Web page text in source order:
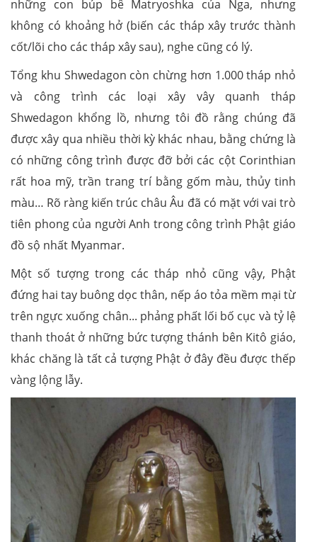
những con búp bê Matryoshka của Nga, nhưng
không có khoảng hở (biến các tháp xây trước thành
cốt/lõi cho các tháp xây sau), nghe cũng có lý.
Tổng khu Shwedagon còn chừng hơn 1.000 tháp nhỏ
và công trình các loại xây vây quanh tháp
Shwedagon khổng lồ, nhưng tôi đồ rằng chúng đã
được xây qua nhiều thời kỳ khác nhau, bằng chứng là
có những công trình được đỡ bởi các cột Corinthian
rất hoa mỹ, trần trang trí bằng gốm màu, thủy tinh
màu… Rõ ràng kiến trúc châu Âu đã có mặt với vai trò
tiên phong của người Anh trong công trình Phật giáo
đồ sộ nhất Myanmar.
Một số tượng trong các tháp nhỏ cũng vậy, Phật
đứng hai tay buông dọc thân, nếp áo tỏa mềm mại từ
trên ngực xuống chân... phảng phất lối bố cục và tỷ lệ
thanh thoát ở những bức tượng thánh bên Kitô giáo,
khác chăng là tất cả tượng Phật ở đây đều được thếp
vàng lộng lẫy.